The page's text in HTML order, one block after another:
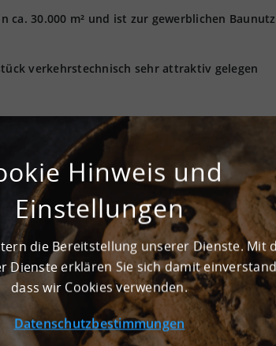
30.000 m² und ist zur gewerblichen
verkehrstechnisch sehr attraktiv gelegen
GI
Nein
Grundstücke und Bestandsflächen können
und Light Industrial als Nutzung
Konzerte, Filmdrehs etc.)
Hinweis und
Einstellungen
die Bereitstellung unserer Dienste. Mit
Dienste erklären Sie sich damit
dass wir Cookies verwenden.
Datenschutzbestimmungen